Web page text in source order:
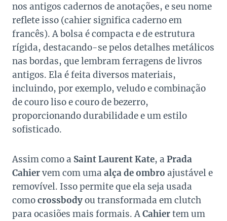
nos antigos cadernos de anotações, e seu nome
reflete isso (cahier significa caderno em
francês). A bolsa é compacta e de estrutura
rígida, destacando-se pelos detalhes metálicos
nas bordas, que lembram ferragens de livros
antigos. Ela é feita diversos materiais,
incluindo, por exemplo, veludo e combinação
de couro liso e couro de bezerro,
proporcionando durabilidade e um estilo
sofisticado.
Assim como a Saint Laurent Kate, a Prada
Cahiervem com uma alça de ombro ajustável e
removível. Isso permite que ela seja usada
comocrossbodyou transformada em clutch
para ocasiões mais formais. ACahiertem um